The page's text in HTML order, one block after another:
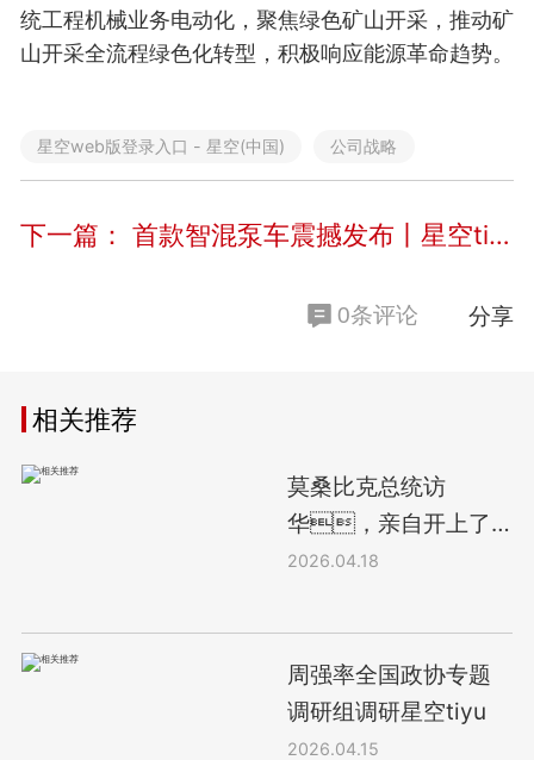
统工程机械业务电动化，聚焦绿色矿山开采，推动矿
山开采全流程绿色化转型，积极响应能源革命趋势。
星空web版登录入口 - 星空(中国) 公司战略
下一篇： 首款智混泵车震撼发布丨星空tiyu引领行业发展新篇章
0条评论 分享
相关推荐
莫桑比克总统访
华，亲自开上了
星空tiyu正面吊
2026.04.18
周强率全国政协专题
调研组调研星空tiyu
2026.04.15